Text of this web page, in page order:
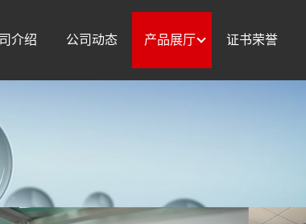
介绍 公司动态 产品展厅 证书荣誉